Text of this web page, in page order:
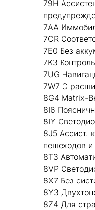
79H
7AA
7CR
7E0 Без
7K3
7UG
7W7 С
8G4 Matrix-
8I6
8IY
8J5 Ассист.
пешеходов
8T3
8VP
8X7 Без
8Y3
8Z4 Для